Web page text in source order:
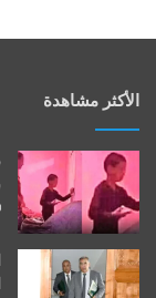
الأكثر مشاهدة